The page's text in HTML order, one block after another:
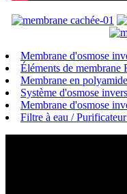
Membrane d'osmose
Éléments de membrane
Membrane en polyamide
Système d'osmose
Membrane d'osmose
Filtre à eau /